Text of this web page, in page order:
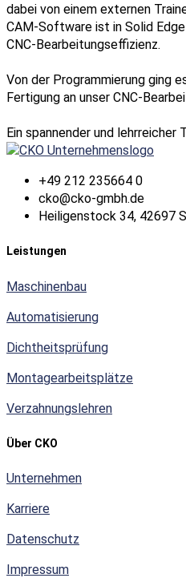
dabei von einem externen
CAM-Software ist in Solid
CNC-Bearbeitungseffizienz.
Von der Programmierung ging
Fertigung an unser CNC-
Ein spannender und lehrreicher
+49 212 235664 0
cko@cko-gmbh.de
Heiligenstock 34, 42697
Leistungen
Maschinenbau
Automatisierung
Dichtheitsprüfung
Montagearbeitsplätze
Verzahnungslehren
Über CKO
Unternehmen
Karriere
Datenschutz
Impressum